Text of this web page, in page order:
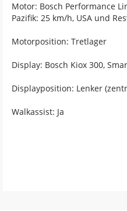
Motor: Bosch Performance
Pazifik: 25 km/h, USA und
Motorposition: Tretlager
Display: Bosch Kiox 300,
Displayposition: Lenker
Walkassist: Ja